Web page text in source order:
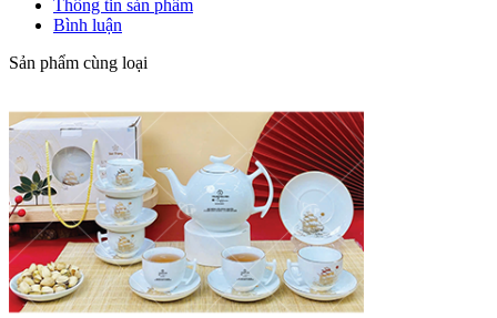
Thông tin sản phẩm
Bình luận
Sản phẩm cùng loại